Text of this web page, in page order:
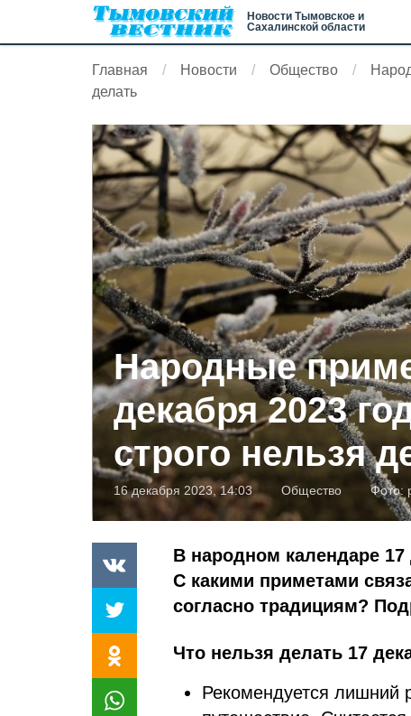
Новости Тымовское и
Сахалинской области
Главная Новости Общество
делать
Народные
декабря 2023
строго нельзя
16 декабря 2023, 14:03 Общество Фото:
В народном календаре
С какими приметами
согласно традициям?
Что нельзя делать 17
Рекомендуется лишний